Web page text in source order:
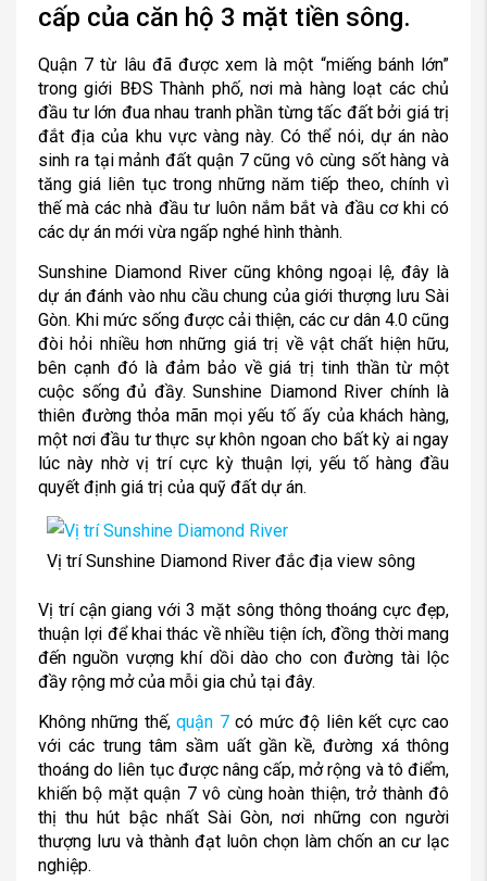
cấp của căn hộ 3 mặt tiền sông.
Quận 7 từ lâu đã được xem là một “miếng bánh lớn”
trong giới BĐS Thành phố, nơi mà hàng loạt các chủ
đầu tư lớn đua nhau tranh phần từng tấc đất bởi giá trị
đắt địa của khu vực vàng này. Có thể nói, dự án nào
sinh ra tại mảnh đất quận 7 cũng vô cùng sốt hàng và
tăng giá liên tục trong những năm tiếp theo, chính vì
thế mà các nhà đầu tư luôn nắm bắt và đầu cơ khi có
các dự án mới vừa ngấp nghé hình thành.
Sunshine Diamond River cũng không ngoại lệ, đây là
dự án đánh vào nhu cầu chung của giới thượng lưu Sài
Gòn. Khi mức sống được cải thiện, các cư dân 4.0 cũng
đòi hỏi nhiều hơn những giá trị về vật chất hiện hữu,
bên cạnh đó là đảm bảo về giá trị tinh thần từ một
cuộc sống đủ đầy. Sunshine Diamond River chính là
thiên đường thỏa mãn mọi yếu tố ấy của khách hàng,
một nơi đầu tư thực sự khôn ngoan cho bất kỳ ai ngay
lúc này nhờ vị trí cực kỳ thuận lợi, yếu tố hàng đầu
quyết định giá trị của quỹ đất dự án.
Vị trí Sunshine Diamond River đắc địa view sông
Vị trí cận giang với 3 mặt sông thông thoáng cực đẹp,
thuận lợi để khai thác về nhiều tiện ích, đồng thời mang
đến nguồn vượng khí dồi dào cho con đường tài lộc
đầy rộng mở của mỗi gia chủ tại đây.
Không những thế,quận 7có mức độ liên kết cực cao
với các trung tâm sầm uất gần kề, đường xá thông
thoáng do liên tục được nâng cấp, mở rộng và tô điểm,
khiến bộ mặt quận 7 vô cùng hoàn thiện, trở thành đô
thị thu hút bậc nhất Sài Gòn, nơi những con người
thượng lưu và thành đạt luôn chọn làm chốn an cư lạc
nghiệp.